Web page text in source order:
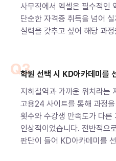
사무직에서 엑셀은 필수적인
단순한 자격증 취득을 넘어
실력을 갖추고 싶어 해당 과
Q3학원 선택 시 KD아카데미를
지하철역과 가까운 위치라는
고용24 사이트를 통해 과정
횟수와 수강생 만족도가 다
인상적이었습니다. 전반적으
판단이 들어 KD아카데미를